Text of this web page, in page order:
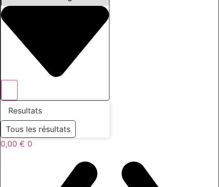
Resultats
Tous les résultats
0,00 € 0